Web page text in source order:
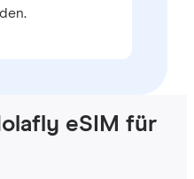
eSIM für